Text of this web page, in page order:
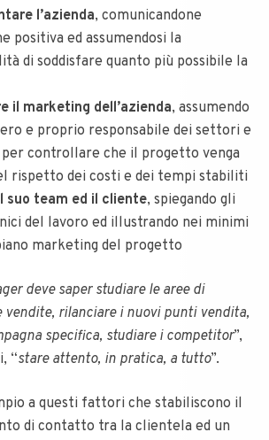
l’azienda, comunicandone
positiva ed assumendosi la
di soddisfare quanto più possibile la
il marketing dell’azienda, assumendo
e proprio responsabile dei settori e
controllare che il progetto venga
rispetto dei costi e dei tempi stabiliti
suo team ed il cliente, spiegando gli
del lavoro ed illustrando nei minimi
marketing del progetto
deve saper studiare le aree di
vendite, rilanciare i nuovi punti vendita,
specifica, studiare i competitor”,
“stare attento, in pratica, a tutto”.
a questi fattori che stabiliscono il
di contatto tra la clientela ed un